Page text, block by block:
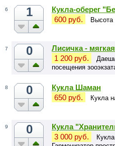
6 1
Кукла-оберег
600 руб.
7 0
Лисичка -
1 200 руб.
посещения
8 0
Кукла Шаман
650 руб.
Кукла
9 0
Кукла
3 000 руб.